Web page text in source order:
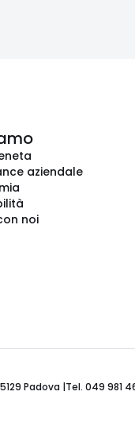
aziendale
noi
Padova |Tel. 049 981